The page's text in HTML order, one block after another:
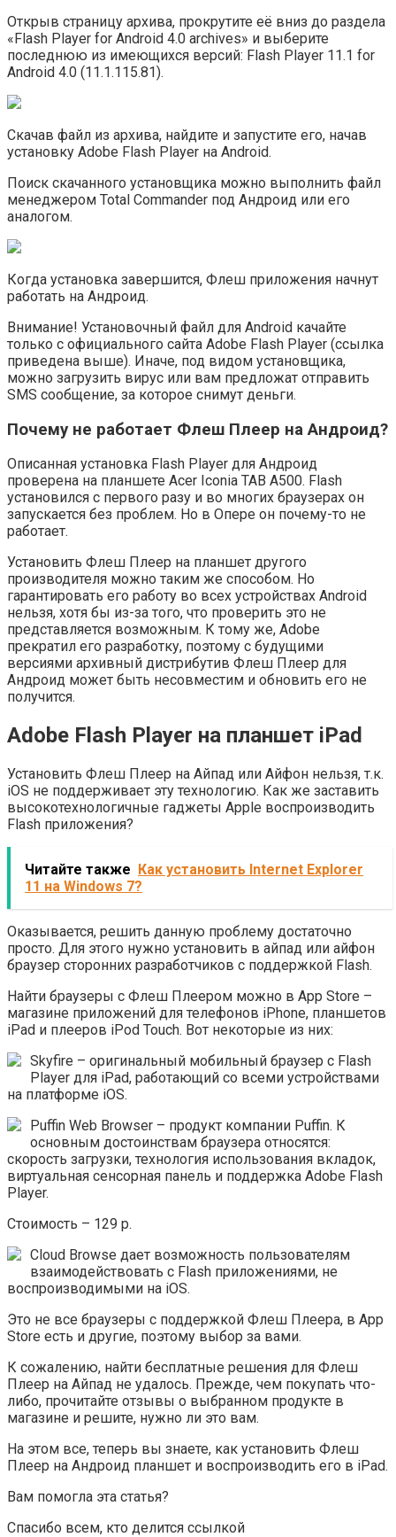
Открыв страницу архива, прокрутите её вниз до раздела
«Flash Player for Android 4.0 archives» и выберите
последнюю из имеющихся версий: Flash Player 11.1 for
Android 4.0 (11.1.115.81).
Скачав файл из архива, найдите и запустите его, начав
установку Adobe Flash Player на Android.
Поиск скачанного установщика можно выполнить файл
менеджером Total Commander под Андроид или его
аналогом.
Когда установка завершится, Флеш приложения начнут
работать на Андроид.
Внимание! Установочный файл для Android качайте
только с официального сайта Adobe Flash Player (ссылка
приведена выше). Иначе, под видом установщика,
можно загрузить вирус или вам предложат отправить
SMS сообщение, за которое снимут деньги.
Почему не работает Флеш Плеер на Андроид?
Описанная установка Flash Player для Андроид
проверена на планшете Acer Iconia TAB A500. Flash
установился с первого разу и во многих браузерах он
запускается без проблем. Но в Опере он почему-то не
работает.
Установить Флеш Плеер на планшет другого
производителя можно таким же способом. Но
гарантировать его работу во всех устройствах Android
нельзя, хотя бы из-за того, что проверить это не
представляется возможным. К тому же, Adobe
прекратил его разработку, поэтому с будущими
версиями архивный дистрибутив Флеш Плеер для
Андроид может быть несовместим и обновить его не
получится.
Adobe Flash Player на планшет iPad
Установить Флеш Плеер на Айпад или Айфон нельзя, т.к.
iOS не поддерживает эту технологию. Как же заставить
высокотехнологичные гаджеты Apple воспроизводить
Flash приложения?
Читайте также
Как установить Internet Explorer
11 на Windows 7?
Оказывается, решить данную проблему достаточно
просто. Для этого нужно установить в айпад или айфон
браузер сторонних разработчиков с поддержкой Flash.
Найти браузеры c Флеш Плеером можно в App Store –
магазине приложений для телефонов iPhone, планшетов
iPad и плееров iPod Touch. Вот некоторые из них:
Skyfire – оригинальный мобильный браузер с Flash
Player для iPad, работающий со всеми устройствами
на платформе iOS.
Puffin Web Browser – продукт компании Puffin. К
основным достоинствам браузера относятся:
скорость загрузки, технология использования вкладок,
виртуальная сенсорная панель и поддержка Adobe Flash
Player.
Стоимость – 129 р.
Cloud Browse дает возможность пользователям
взаимодействовать с Flash приложениями, не
воспроизводимыми на iOS.
Это не все браузеры с поддержкой Флеш Плеера, в App
Store есть и другие, поэтому выбор за вами.
К сожалению, найти бесплатные решения для Флеш
Плеер на Айпад не удалось. Прежде, чем покупать что-
либо, прочитайте отзывы о выбранном продукте в
магазине и решите, нужно ли это вам.
На этом все, теперь вы знаете, как установить Флеш
Плеер на Андроид планшет и воспроизводить его в iPad.
Вам помогла эта статья?
Спасибо всем, кто делится ссылкой